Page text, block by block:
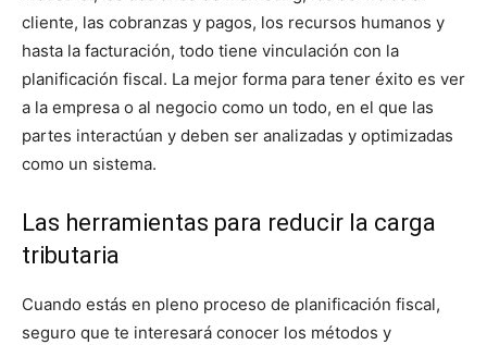
cliente, las cobranzas y pagos, los recursos humanos y
hasta la facturación, todo tiene vinculación con la
planificación fiscal. La mejor forma para tener éxito es ver
a la empresa o al negocio como un todo, en el que las
partes interactúan y deben ser analizadas y optimizadas
como un sistema.
Las herramientas para reducir la carga
tributaria
Cuando estás en pleno proceso de planificación fiscal,
seguro que te interesará conocer los métodos y